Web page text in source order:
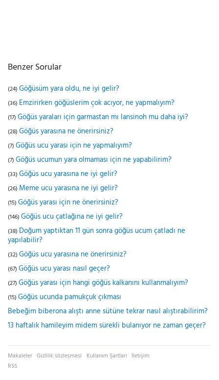
Benzer Sorular
(24) Göğüsüm yara oldu, ne iyi gelir?
(36) Emzirirken göğüslerim çok acıyor, ne yapmalıyım?
(17) Göğüs yaraları için garmastan mı lansinoh mu daha iyi?
(28) Göğüs yarasına ne önerirsiniz?
(7) Göğüs ucu yarası için ne yapmalıyım?
(7) Göğüs ucumun yara olmaması için ne yapabilirim?
(33) Göğüs ucu yarasına ne iyi gelir?
(26) Meme ucu yarasına ne iyi gelir?
(15) Göğüs yarası için ne önerirsiniz?
(146) Göğüs ucu çatlağına ne iyi gelir?
(38) Doğum yaptıktan 11 gün sonra göğüs ucum çatladı ne
yapılabilir?
(32) Göğüs ucu yarasına ne önerirsiniz?
(67) Göğüs ucu yarası nasıl geçer?
(27) Göğüs yarası için hangi göğüs kalkanını kullanmalıyım?
(15) Göğüs ucunda pamukçuk çıkması
Bebeğim biberona alıştı anne sütüne tekrar nasıl alıştırabilirim?
13 haftalık hamileyim midem sürekli bulanıyor ne zaman geçer?
Makaleler Gizlilik sözleşmesi Kullanım Şartları İletişim
RSS